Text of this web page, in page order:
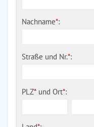
Nachname*:
Straße und Nr.*:
PLZ* und Ort*: